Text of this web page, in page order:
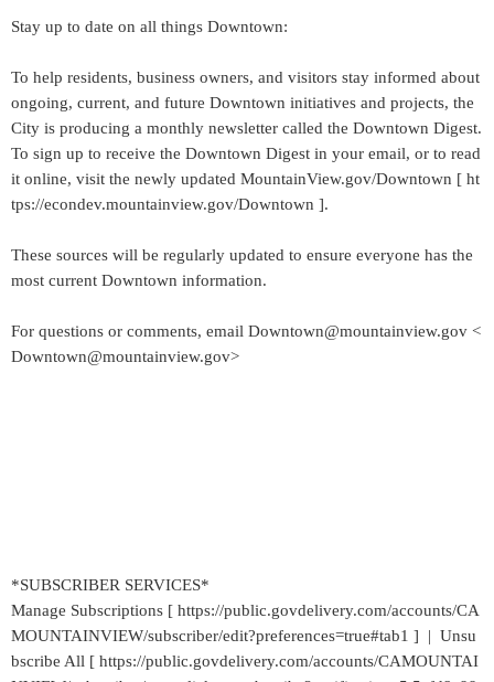
Stay up to date on all things Downtown:
To help residents, business owners, and visitors stay informed about
ongoing, current, and future Downtown initiatives and projects, the
City is producing a monthly newsletter called the Downtown Digest.
To sign up to receive the Downtown Digest in your email, or to read
it online, visit the newly updated MountainView.gov/Downtown [ ht
tps://econdev.mountainview.gov/Downtown ].
These sources will be regularly updated to ensure everyone has the
most current Downtown information.
For questions or comments, email Downtown@mountainview.gov <
Downtown@mountainview.gov>
*SUBSCRIBER SERVICES*
Manage Subscriptions [ https://public.govdelivery.com/accounts/CA
MOUNTAINVIEW/subscriber/edit?preferences=true#tab1 ] | Unsu
bscribe All [ https://public.govdelivery.com/accounts/CAMOUNTAI